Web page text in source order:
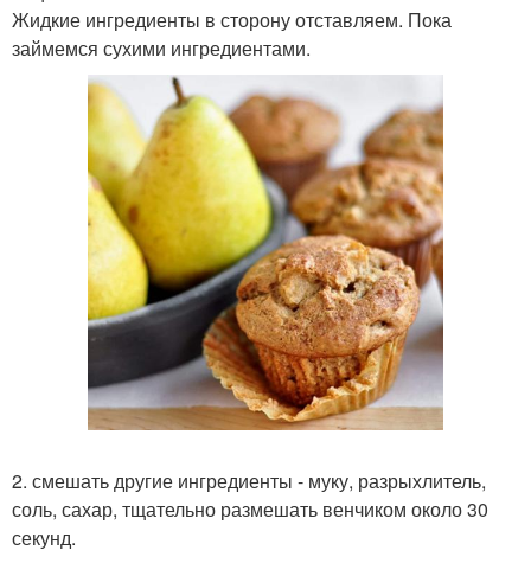
Жидкие ингредиенты в сторону отставляем. Пока
займемся сухими ингредиентами.
2. смешать другие ингредиенты - муку, разрыхлитель,
соль, сахар, тщательно размешать венчиком около 30
секунд.